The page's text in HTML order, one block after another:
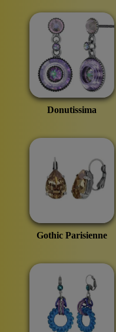
Donutissima
Gothic Parisienne